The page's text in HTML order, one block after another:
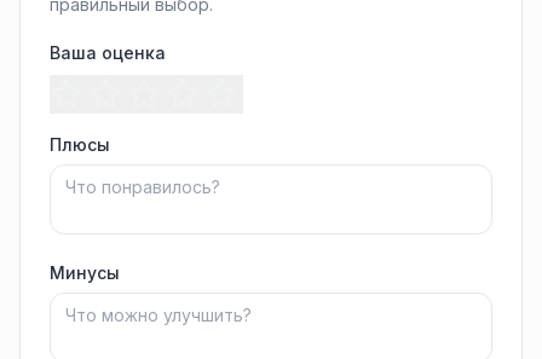
правильный выбор.
Ваша оценка
Плюсы
Минусы